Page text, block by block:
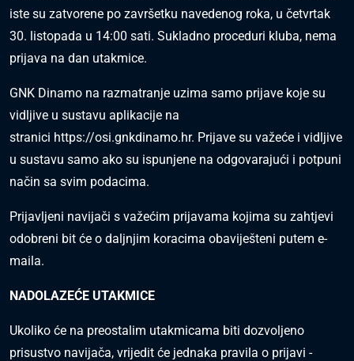
iste su zatvorene po završetku navedenog roka, u četvrtak
30. listopada u 14:00 sati. Sukladno proceduri kluba, nema
prijava na dan utakmice.
GNK Dinamo na razmatranje uzima samo prijave koje su
vidljive u sustavu aplikacije na
stranici https://osi.gnkdinamo.hr. Prijave su važeće i vidljive
u sustavu samo ako su ispunjene na odgovarajući i potpuni
način sa svim podacima.
Prijavljeni navijači s važećim prijavama kojima su zahtjevi
odobreni bit će o daljnjim koracima obaviješteni putem e-
maila.
NADOLAZEĆE UTAKMICE
Ukoliko će na preostalim utakmicama biti dozvoljeno
prisustvo navijača, vrijedit će jednaka pravila o prijavi -